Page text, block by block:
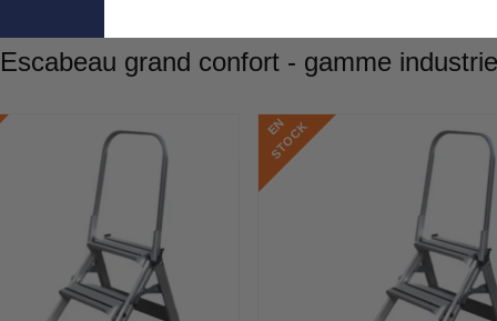
Escabeau grand confort - gamme industrie
E
N
S
T
O
C
K